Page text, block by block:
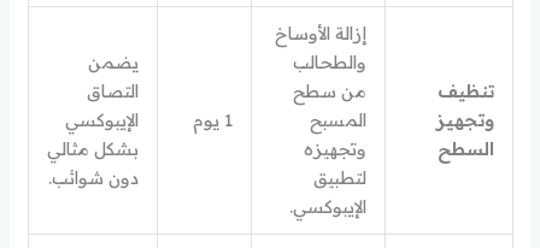
تنظيف
وتجهيز
السطح
إزالة الأوساخ
والطحالب
من سطح
المسبح
وتجهيزه
لتطبيق
الإيبوكسي.
1 يوم
يضمن
التصاق
الإيبوكسي
بشكل مثالي
دون شوائب.